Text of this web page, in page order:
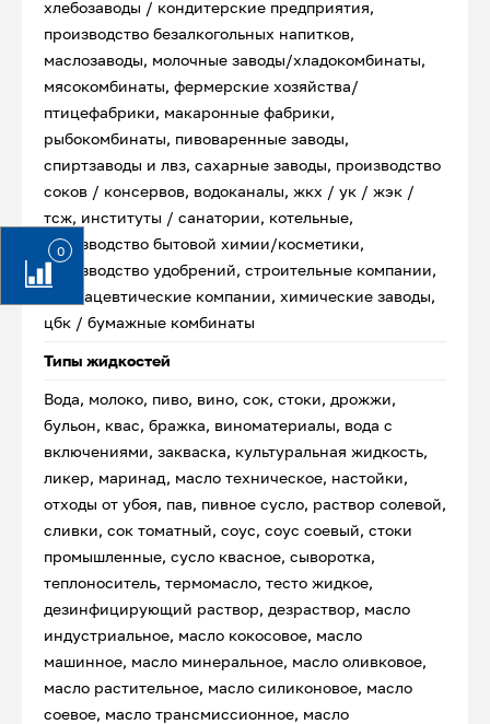
0
хлебозаводы / кондитерские предприятия,
производство безалкогольных напитков,
маслозаводы, молочные заводы/хладокомбинаты,
мясокомбинаты, фермерские хозяйства/
птицефабрики, макаронные фабрики,
рыбокомбинаты, пивоваренные заводы,
спиртзаводы и лвз, сахарные заводы, производство
соков / консервов, водоканалы, жкх / ук / жэк /
тсж, институты / санатории, котельные,
производство бытовой химии/косметики,
производство удобрений, строительные компании,
фармацевтические компании, химические заводы,
цбк / бумажные комбинаты
Типы жидкостей
Вода, молоко, пиво, вино, сок, стоки, дрожжи,
бульон, квас, бражка, виноматериалы, вода с
включениями, закваска, культуральная жидкость,
ликер, маринад, масло техническое, настойки,
отходы от убоя, пав, пивное сусло, раствор солевой,
сливки, сок томатный, соус, соус соевый, стоки
промышленные, сусло квасное, сыворотка,
теплоноситель, термомасло, тесто жидкое,
дезинфицирующий раствор, дезраствор, масло
индустриальное, масло кокосовое, масло
машинное, масло минеральное, масло оливковое,
масло растительное, масло силиконовое, масло
соевое, масло трансмиссионное, масло